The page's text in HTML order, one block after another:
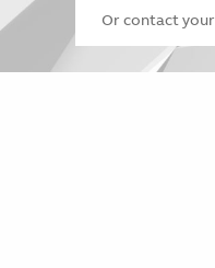
Or contact your